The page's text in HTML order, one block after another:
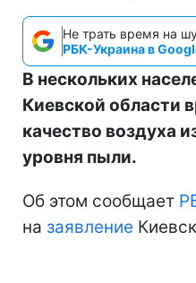
Не трать время на
РБК-Украина в
В нескольких
Киевской области
качество воздуха
уровня пыли.
Об этом сообщает
на заявление